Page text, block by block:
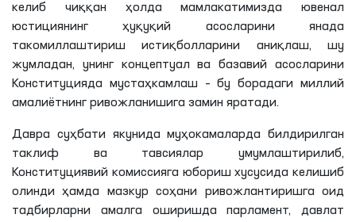
келиб чиққан ҳолда мамлакатимизда ювенал
юстициянинг ҳуқуқий асосларини янада
такомиллаштириш истиқболларини аниқлаш, шу
жумладан, унинг концептуал ва базавий асосларини
Конституцияда мустаҳкамлаш – бу борадаги миллий
амалиётнинг ривожланишига замин яратади.
Давра суҳбати якунида муҳокамаларда билдирилган
таклиф ва тавсиялар умумлаштирилиб,
Конституциявий комиссияга юбориш хусусида келишиб
олинди ҳамда мазкур соҳани ривожлантиришга оид
тадбирларни амалга оширишда парламент, давлат